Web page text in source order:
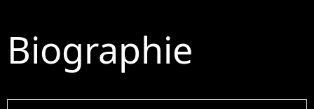
Biographie